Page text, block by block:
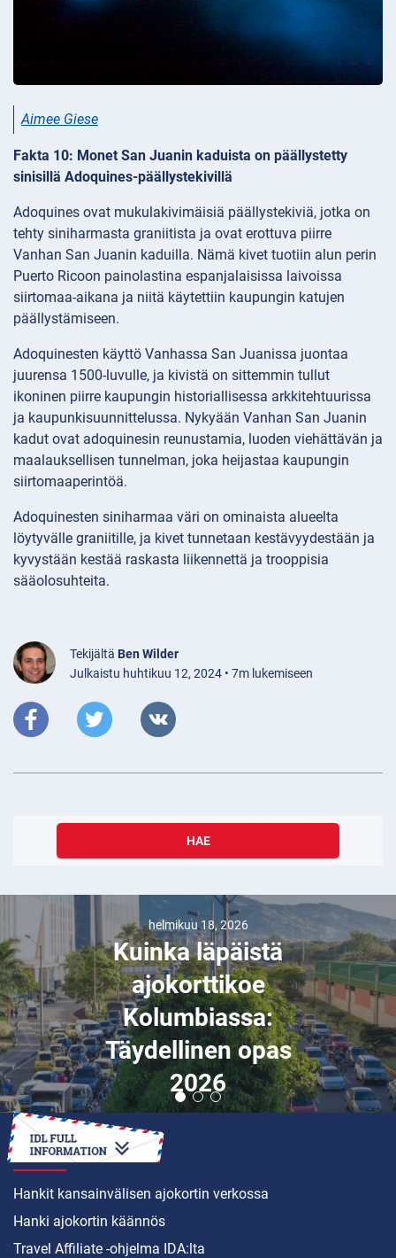
Aimee Giese
Fakta 10: Monet San Juanin kaduista on päällystetty
sinisillä Adoquines-päällystekivillä
Adoquines ovat mukulakivimäisiä päällystekiviä, jotka on
tehty siniharmasta graniitista ja ovat erottuva piirre
Vanhan San Juanin kaduilla. Nämä kivet tuotiin alun perin
Puerto Ricoon painolastina espanjalaisissa laivoissa
siirtomaa-aikana ja niitä käytettiin kaupungin katujen
päällystämiseen.
Adoquinesten käyttö Vanhassa San Juanissa juontaa
juurensa 1500-luvulle, ja kivistä on sittemmin tullut
ikoninen piirre kaupungin historiallisessa arkkitehtuurissa
ja kaupunkisuunnittelussa. Nykyään Vanhan San Juanin
kadut ovat adoquinesin reunustamia, luoden viehättävän ja
maalauksellisen tunnelman, joka heijastaa kaupungin
siirtomaaperintöä.
Adoquinesten siniharmaa väri on ominaista alueelta
löytyvälle graniitille, ja kivet tunnetaan kestävyydestään ja
kyvystään kestää raskasta liikennettä ja trooppisia
sääolosuhteita.
Tekijältä Ben Wilder
Julkaistu huhtikuu 12, 2024 • 7m lukemiseen
HAE
helmikuu 18, 2026
Kuinka läpäistä
ajokorttikoe
Kolumbiassa:
Täydellinen opas
2026
MITEN
Hankit kansainvälisen ajokortin verkossa
Hanki ajokortin käännös
Travel Affiliate -ohjelma IDA:lta